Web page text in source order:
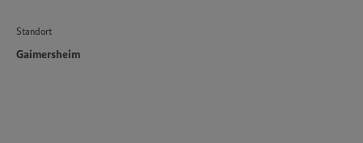
Standort
Gaimersheim